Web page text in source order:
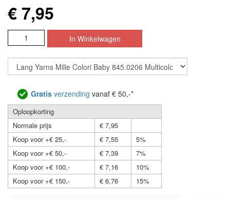
€ 7,95
Gratis verzending vanaf € 50,-*
Oploopkorting
Normale prijs
€ 7,95
Koop voor +€ 25,-
€ 7,55
5%
Koop voor +€ 50,-
€ 7,39
7%
Koop voor +€ 100,-
€ 7,16
10%
Koop voor +€ 150,-
€ 6,76 15%